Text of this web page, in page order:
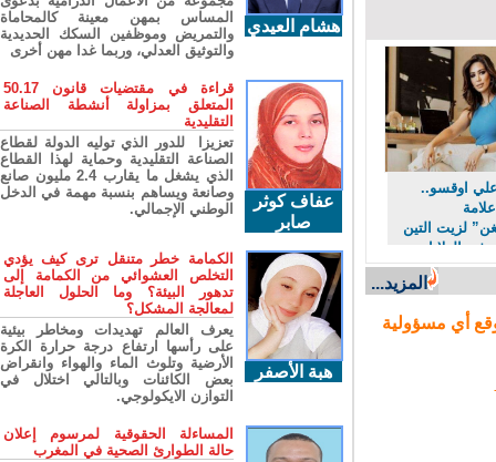
اوقسو..
لزيت التين
الولايات
المزيد...
أي مسؤولية
هشام العيدي
المساس بمهن معينة كالمحاماة
والتمريض وموظفين السكك الحديدية
والتوثيق العدلي، وربما غدا مهن أخرى
عفاف كوثر
صابر
قراءة في مقتضيات قانون 50.17
المتعلق بمزاولة أنشطة الصناعة
التقليدية
تعزيزا للدور الذي توليه الدولة لقطاع
الصناعة التقليدية وحماية لهذا القطاع
الذي يشغل ما يقارب 2.4 مليون صانع
وصانعة ويساهم بنسبة مهمة في الدخل
الوطني الإجمالي.
هبة الأصفر
الكمامة خطر متنقل ترى كيف يؤدي
التخلص العشوائي من الكمامة إلى
تدهور البيئة؟ وما الحلول العاجلة
لمعالجة المشكل؟
يعرف العالم تهديدات ومخاطر بيئية
على رأسها ارتفاع درجة حرارة الكرة
الأرضية وتلوث الماء والهواء وانقراض
بعض الكائنات وبالتالي اختلال في
التوازن الايكولوجي.
المساءلة الحقوقية لمرسوم إعلان
حالة الطوارئ الصحية في المغرب